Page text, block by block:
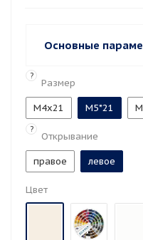
Основные
?
Размер
М4х21 М5*21
?
Открывание
правое левое
Цвет